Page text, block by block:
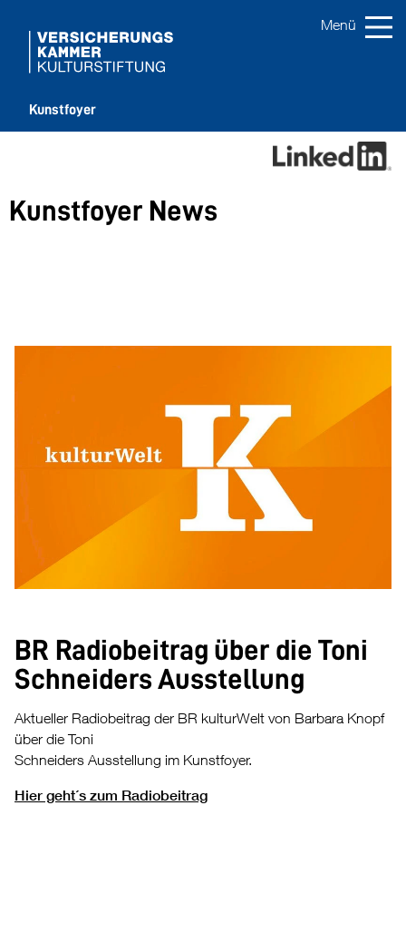
Kunstfoyer
Kunstfoyer News
BR Radiobeitrag über die Toni
Schneiders Ausstellung
Aktueller Radiobeitrag der BR kulturWelt von Barbara Knopf
über die Toni
Schneiders Ausstellung im Kunstfoyer.
Hier geht´s zum Radiobeitrag